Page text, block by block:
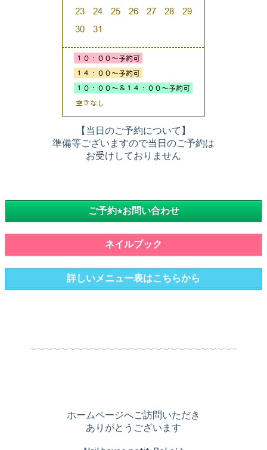
【当日のご予約について】
準備等ございますので当日のご予約は
お受けしておりません
ご予約⭐︎お問い合わせ
ネイルブック
詳しいメニュー表はこちらから
ホームページへご訪問いただき
ありがとうございます